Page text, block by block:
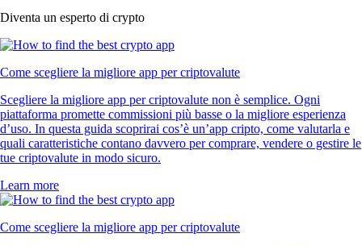
Diventa un esperto di crypto
Come scegliere la migliore app per criptovalute
Scegliere la migliore app per criptovalute non è semplice. Ogni
piattaforma promette commissioni più basse o la migliore esperienza
d’uso. In questa guida scoprirai cos’è un’app cripto, come valutarla e
quali caratteristiche contano davvero per comprare, vendere o gestire le
tue criptovalute in modo sicuro.
Learn more
Come scegliere la migliore app per criptovalute